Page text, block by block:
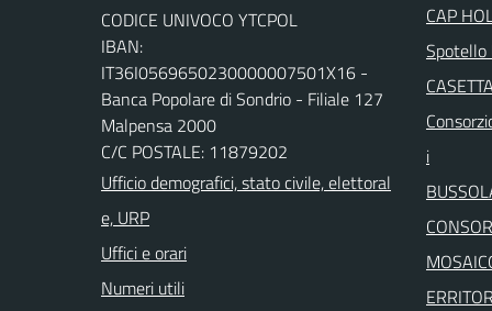
CODICE UNIVOCO YTCPOL
IBAN:
IT36I0569650230000007501X16 -
Banca Popolare di Sondrio - Filiale 127
Malpensa 2000
C/C POSTALE: 11879202
Ufficio demografici, stato civile, elettoral
e, URP
Uffici e orari
Numeri utili
CAP
i